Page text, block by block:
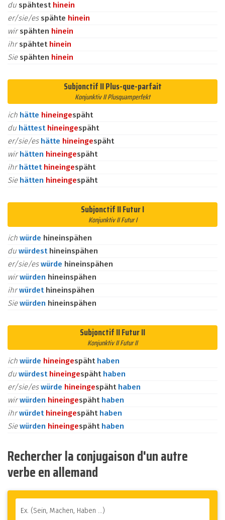
du spähtest hinein
er/sie/es spähte hinein
wirspähten hinein
ihrspähtet hinein
Sie spähten hinein
Subjonctif II Plus-que-parfait
Konjunktiv II Plusquamperfekt
ich hätte hineingespäht
du hättest hineingespäht
er/sie/es hätte hineingespäht
wirhätten hineingespäht
ihrhättet hineingespäht
Sie hätten hineingespäht
Subjonctif II Futur I
Konjunktiv II Futur I
ich würde hineinspähen
du würdest hineinspähen
er/sie/eswürde hineinspähen
wirwürden hineinspähen
ihrwürdet hineinspähen
Siewürden hineinspähen
Subjonctif II Futur II
Konjunktiv II Futur II
ich würde hineingespäht haben
du würdest hineingespäht haben
er/sie/eswürde hineingespäht haben
wirwürden hineingespäht haben
ihrwürdet hineingespäht haben
Siewürden hineingespäht haben
Rechercher la conjugaison d'un autre
verbe en allemand